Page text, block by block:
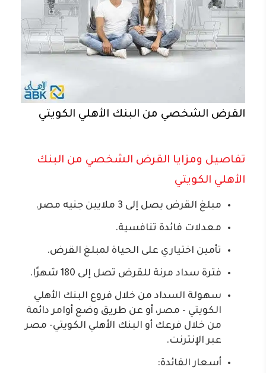
القرض الشخصي من البنك الأهلي الكويتي
تفاصيل ومزايا القرض الشخصي من البنك
الأهلي الكويتي
مبلغ القرض يصل إلى 3 ملايين جنيه مصر.
معدلات فائدة تنافسية.
تأمين اختياري على الحياة لمبلغ القرض.
فترة سداد مرنة للقرض تصل إلى 180 شهرًا.
سهولة السداد من خلال فروع البنك الأهلي
الكويتي - مصر، أو عن طريق وضع أوامر دائمة
من خلال فرعك أو البنك الأهلي الكويتي- مصر
عبر الإنترنت.
أسعار الفائدة: